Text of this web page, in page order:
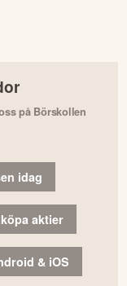
på Börskollen
idag
aktier
& iOS